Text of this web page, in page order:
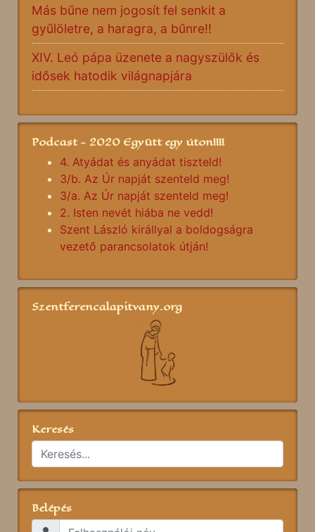
Más bűne nem jogosít fel senkit a
gyűlöletre, a haragra, a bűnre!!
XIV. Leó pápa üzenete a nagyszülők és
idősek hatodik világnapjára
Podcast - 2020 Együtt egy úton!!!!
4. Atyádat és anyádat tiszteld!
3/b. Az Úr napját szenteld meg!
3/a. Az Úr napját szenteld meg!
2. Isten nevét hiába ne vedd!
Szent László királlyal a boldogságra
vezető parancsolatok útján!
Szentferencalapitvany.org
Keresés
Belépés